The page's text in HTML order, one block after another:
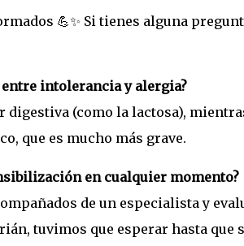
💪✨ Si tienes alguna
intolerancia y alergia?
digestiva (como la lactosa),
que es mucho más grave.
en cualquier momento?
de un especialista y
tuvimos que esperar hasta